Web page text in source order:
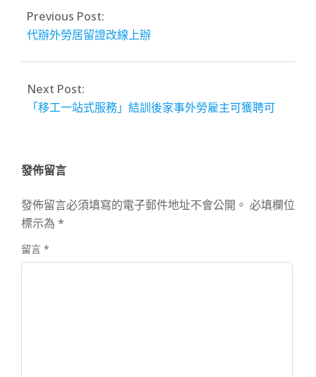
Previous Post:
代辦外勞居留證改線上辦
Next Post:
「移工一站式服務」結訓後家事外勞雇主可獲聘可
發佈留言
發佈留言必須填寫的電子郵件地址不會公開。 必填欄位
標示為 *
留言 *